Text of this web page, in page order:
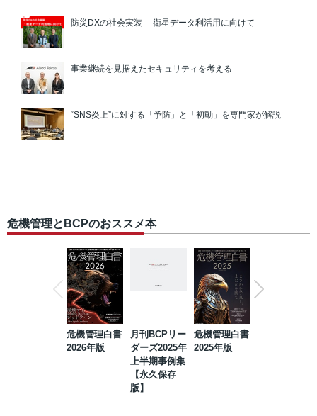
防災DXの社会実装 －衛星データ利活用に向けて
事業継続を見据えたセキュリティを考える
“SNS炎上”に対する「予防」と「初動」を専門家が解説
危機管理とBCPのおススメ本
危機管理白書
2026年版
月刊BCPリー
ダーズ2025年
上半期事例集
【永久保存
版】
危機管理白書
2025年版